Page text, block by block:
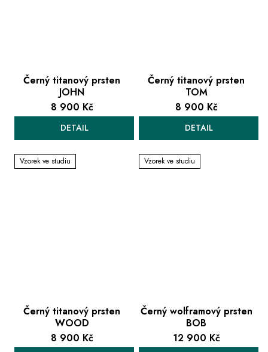
Černý titanový prsten
JOHN
8 900 Kč
DETAIL
Černý titanový prsten
TOM
8 900 Kč
DETAIL
Vzorek ve studiu
Černý titanový prsten
WOOD
8 900 Kč
Vzorek ve studiu
Černý wolframový prsten
BOB
12 900 Kč